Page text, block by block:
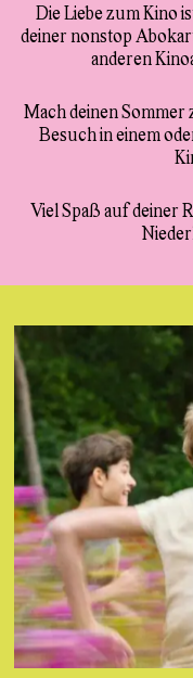
Die Liebe zum Kino
deiner nonstop
anderen
Mach deinen Sommer
Besuch in einem
Viel Spaß auf deiner